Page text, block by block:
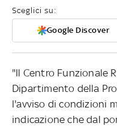
Sceglici su:
Google Discover
"Il Centro Funzionale
Dipartimento della
l'avviso di condizioni
indicazione che dal